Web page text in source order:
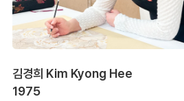
김경희 Kim Kyong Hee
1975